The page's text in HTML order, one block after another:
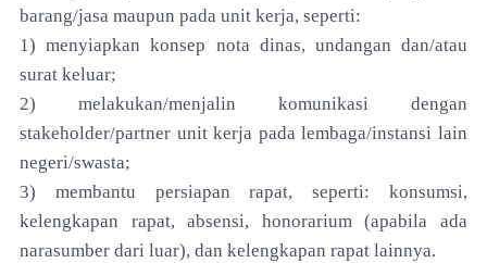
barang/jasa maupun pada unit kerja, seperti:
1) menyiapkan konsep nota dinas, undangan dan/atau
surat keluar;
2) melakukan/menjalin komunikasi dengan
stakeholder/partner unit kerja pada lembaga/instansi lain
negeri/swasta;
3) membantu persiapan rapat, seperti: konsumsi,
kelengkapan rapat, absensi, honorarium (apabila ada
narasumber dari luar), dan kelengkapan rapat lainnya.